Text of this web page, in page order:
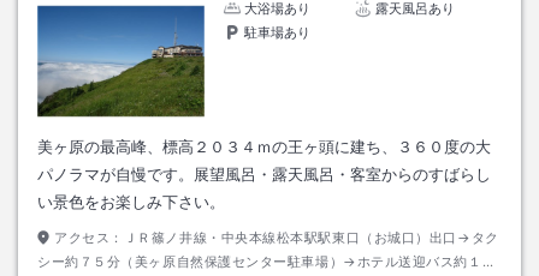
大浴場あり
露天風呂あり
駐車場あり
美ヶ原の最高峰、標高２０３４ｍの王ヶ頭に建ち、３６０度の大
パノラマが自慢です。展望風呂・露天風呂・客室からのすばらし
い景色をお楽しみ下さい。
アクセス：
ＪＲ篠ノ井線・中央本線松本駅駅東口（お城口）出口→タク
シー約７５分（美ヶ原自然保護センター駐車場）→ホテル送迎バス約１５